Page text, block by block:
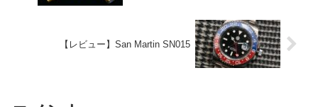
【レビュー】San Martin SN015